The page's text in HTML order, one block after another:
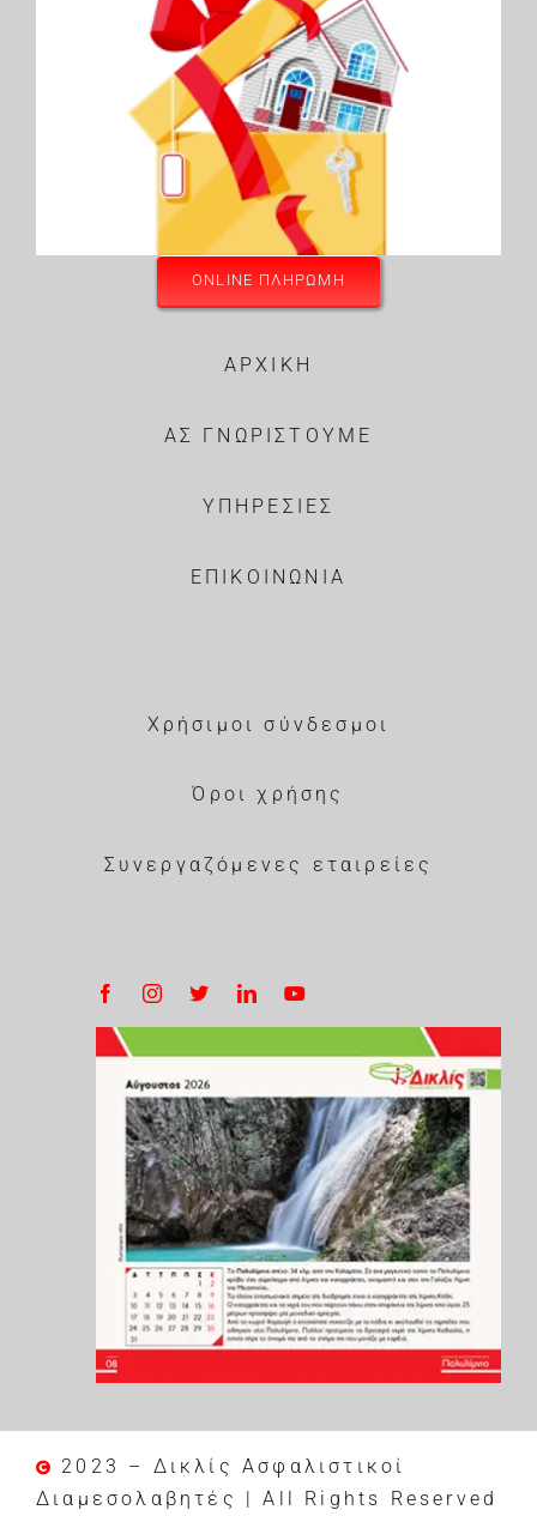
ONLINE ΠΛΗΡΩΜΗ
ΑΡΧΙΚΗ
ΑΣ ΓΝΩΡΙΣΤΟΥΜΕ
ΥΠΗΡΕΣΙΕΣ
ΕΠΙΚΟΙΝΩΝΙΑ
Χρήσιμοι σύνδεσμοι
Όροι χρήσης
Συνεργαζόμενες εταιρείες
2023 – Δικλίς Ασφαλιστικοί
Διαμεσολαβητές | All Rights Reserved